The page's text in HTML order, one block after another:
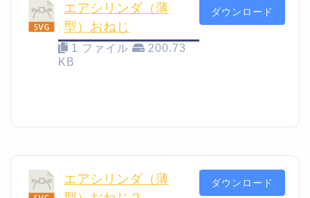
エアシリンダ（薄
型）おねじ
1 ファイル
200.73
KB
ダウンロード
エアシリンダ（薄
ダウンロード